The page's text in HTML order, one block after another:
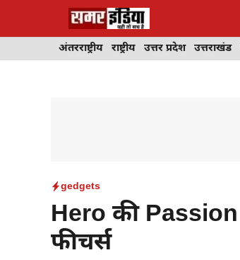
अंतरराष्ट्रीय राष्ट्रीय उत्तर प्रदेश उत्तराखंड
gedgets
Hero की Passion
फीचर्स